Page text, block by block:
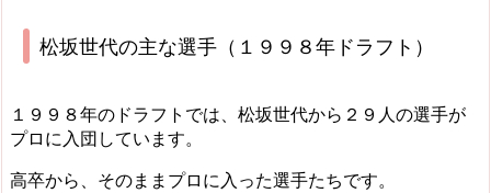
松坂世代の主な選手（１９９８年ドラフト）
１９９８年のドラフトでは、松坂世代から２９人の選手が
プロに入団しています。
高卒から、そのままプロに入った選手たちです。